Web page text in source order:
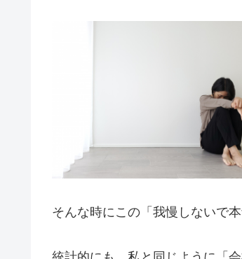
そんな時にこの「我慢しないで